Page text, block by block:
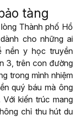
tàng
Thành phố Hồ
cho những ai
nền y học truyền
3, trên con đường
trong mình nhiệm
quý báu mà ông
kiến trúc mang
chỉ thu hút du